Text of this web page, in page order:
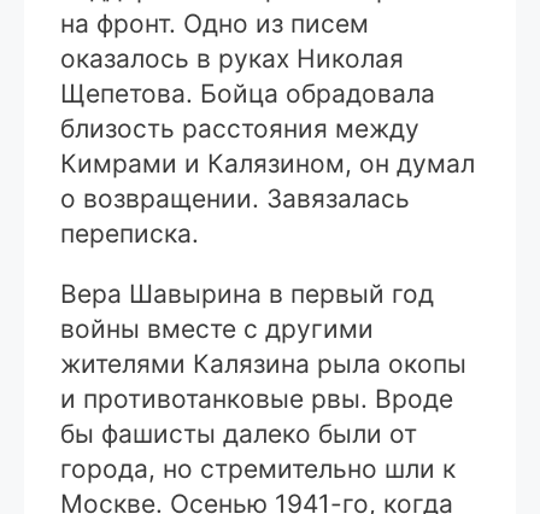
на фронт. Одно из писем
оказалось в руках Николая
Щепетова. Бойца обрадовала
близость расстояния между
Кимрами и Калязином, он думал
о возвращении. Завязалась
переписка.
Вера Шавырина в первый год
войны вместе с другими
жителями Калязина рыла окопы
и противотанковые рвы. Вроде
бы фашисты далеко были от
города, но стремительно шли к
Москве. Осенью 1941-го, когда